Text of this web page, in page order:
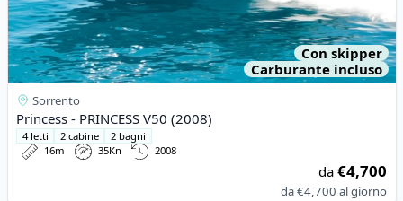
Con skipper
Carburante incluso
Sorrento
Princess - PRINCESS V50 (2008)
4 letti 2 cabine
2 bagni
16m
35Kn 2008
da€4,700
da€4,700 al giorno